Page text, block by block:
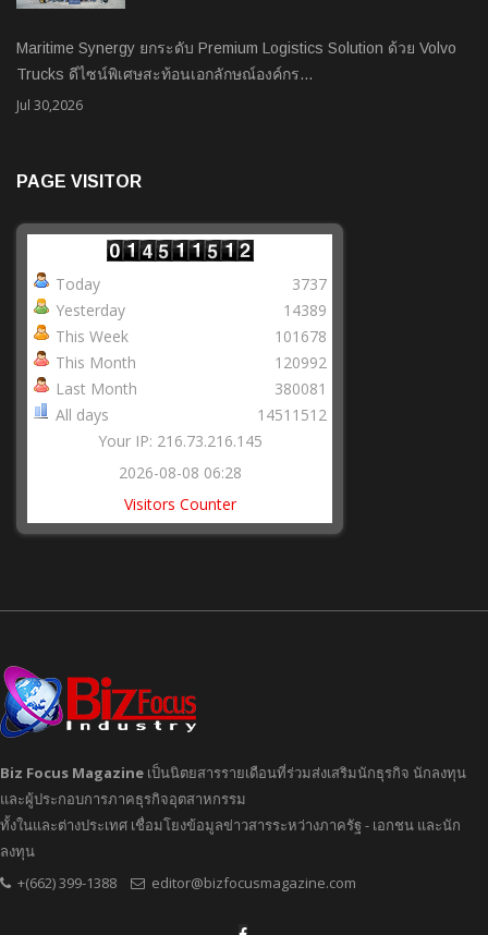
Maritime Synergy ยกระดับ Premium Logistics Solution ด้วย Volvo
Trucks ดีไซน์พิเศษสะท้อนเอกลักษณ์องค์กร…
Jul 30,2026
PAGE VISITOR
Today
Yesterday
This Week
This Month
Last Month
All days
3737
14389
101678
120992
380081
14511512
Your IP: 216.73.216.145
2026-08-08 06:28
Visitors Counter
Biz Focus Magazine เป็นนิตยสารรายเดือนที่ร่วมส่งเสริมนักธุรกิจ นักลงทุน
และผู้ประกอบการภาคธุรกิจอุตสาหกรรม
ทั้งในและต่างประเทศ เชื่อมโยงข้อมูลข่าวสารระหว่างภาครัฐ - เอกชน และนัก
ลงทุน
+(662) 399-1388
editor@bizfocusmagazine.com